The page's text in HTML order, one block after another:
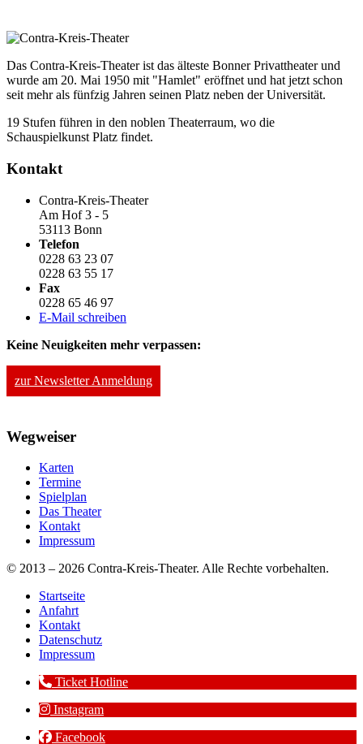
Das Contra-Kreis-Theater ist das älteste Bonner Privattheater und
wurde am 20. Mai 1950 mit "Hamlet" eröffnet und hat jetzt schon
seit mehr als fünfzig Jahren seinen Platz neben der Universität.
19 Stufen führen in den noblen Theaterraum, wo die
Schauspielkunst Platz findet.
Kontakt
Contra-Kreis-Theater
Am Hof 3 - 5
53113 Bonn
Telefon
0228 63 23 07
0228 63 55 17
Fax
0228 65 46 97
E-Mail schreiben
Keine Neuigkeiten mehr verpassen:
zur Newsletter Anmeldung
Wegweiser
Karten
Termine
Spielplan
Das Theater
Kontakt
Impressum
© 2013 – 2026 Contra-Kreis-Theater. Alle Rechte vorbehalten.
Startseite
Anfahrt
Kontakt
Datenschutz
Impressum
Ticket Hotline
Instagram
Facebook